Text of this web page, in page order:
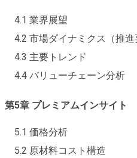
4.1 業界展望
4.2 市場ダイナミクス（推進
4.3 主要トレンド
4.4 バリューチェーン分析
第5章 プレミアムインサイト
5.1 価格分析
5.2 原材料コスト構造